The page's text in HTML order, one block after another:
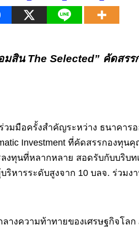
น The Selected” คัดสรร
มมือครั้งสำคัญระหว่าง ธนาคา
Investment ที่คัดสรรกอง
ลงทุนที่หลากหลาย สอดรับกับบ
หารระดับสูงจาก 10 บลจ. ร่วมง
ความท้าทายของเศรษฐกิจโลก